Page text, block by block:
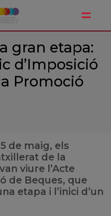
gran etapa:
d’Imposició
Promoció
de maig, els
de la
viure l’Acte
de Beques, que
etapa i l’inici d’un